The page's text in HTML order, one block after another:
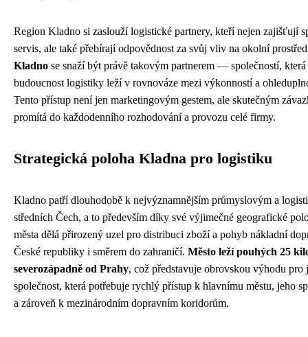
Region Kladno si zaslouží logistické partnery, kteří nejen zajišťují
servis, ale také přebírají odpovědnost za svůj vliv na okolní
Kladno se snaží být právě takovým partnerem — společností, která
budoucnost logistiky leží v rovnováze mezi výkonností a
Tento přístup není jen marketingovým gestem, ale skutečným
promítá do každodenního rozhodování a provozu celé firmy.
Strategická poloha Kladna pro logistiku
Kladno patří dlouhodobě k nejvýznamnějším průmyslovým a
středních Čech, a to především díky své výjimečné geografické
města dělá přirozený uzel pro distribuci zboží a pohyb nákladní
České republiky i směrem do zahraničí. Město leží pouhých 25
severozápadně od Prahy, což představuje obrovskou výhodu
společnost, která potřebuje rychlý přístup k hlavnímu městu, jeho
a zároveň k mezinárodním dopravním koridorům.